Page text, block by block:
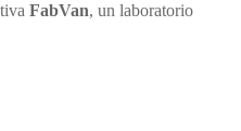
FabVan, un laboratorio